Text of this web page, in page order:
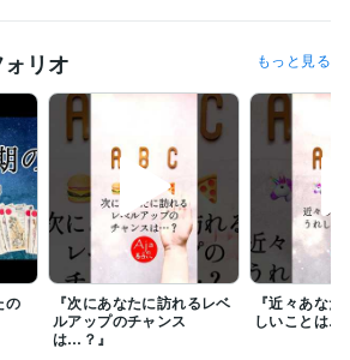
か？」といったお問い合せにはお応えできかね
DMで対応可能かご確認のうえ、オプションを
: 9年
/ 占い師 経験年数 : 18年
~ 現在
9月 ~ 現在
リオ もっと見る
の
『次にあなたに訪れるレベ
ルアップのチャンス
は…？』
『近々あな
しいことは…